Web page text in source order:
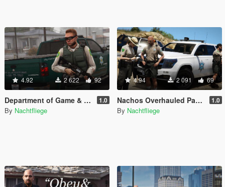
4.92 2 622 92
Department of Game & Fish Mini-Pack [Vehicle / Ped | Add-On | Lore-Friendly] 1.0
By Nachtfliege
4.94 2 091 69
Nachos Overhauled Park Ranger Peds [Add-On | Lore-Friendly] 1.0
By Nachtfliege